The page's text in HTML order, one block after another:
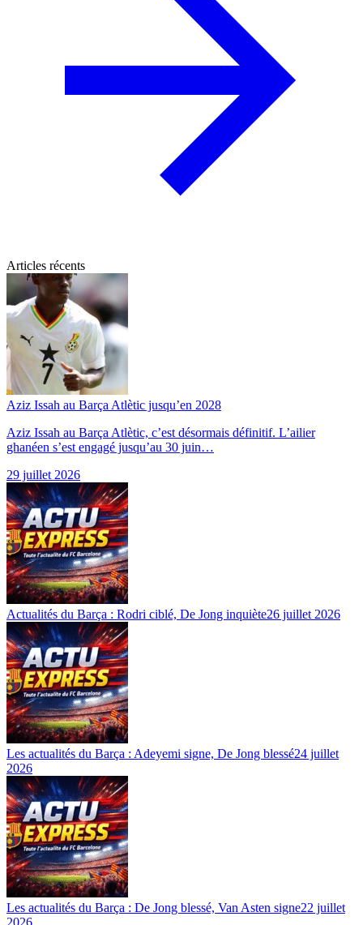
Articles récents
Aziz Issah au Barça Atlètic jusqu’en 2028
Aziz Issah au Barça Atlètic, c’est désormais définitif. L’ailier
ghanéen s’est engagé jusqu’au 30 juin…
29 juillet 2026
Actualités du Barça : Rodri ciblé, De Jong inquiète26 juillet 2026
Les actualités du Barça : Adeyemi signe, De Jong blessé24 juillet
2026
Les actualités du Barça : De Jong blessé, Van Asten signe22 juillet
2026